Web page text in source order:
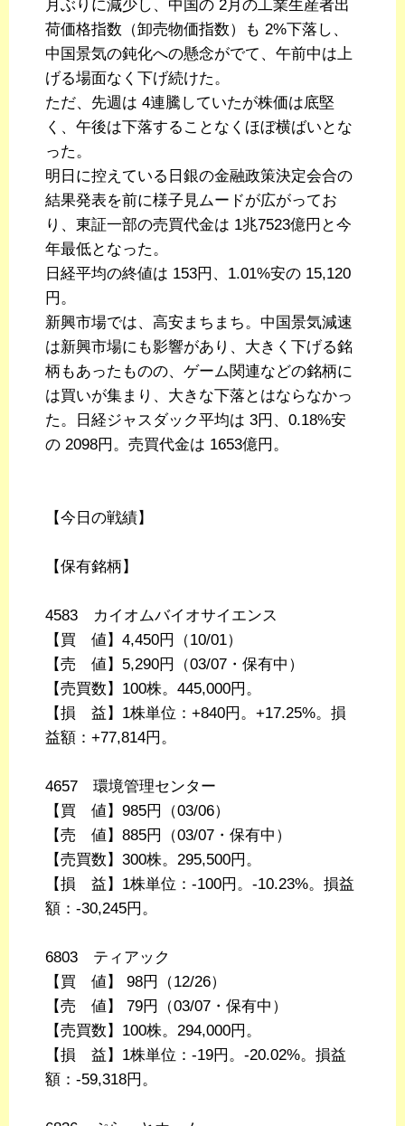
月ぶりに減少し、中国の 2月の工業生産者出
荷価格指数（卸売物価指数）も 2%下落し、
中国景気の鈍化への懸念がでて、午前中は上
げる場面なく下げ続けた。
ただ、先週は 4連騰していたが株価は底堅
く、午後は下落することなくほぼ横ばいとな
った。
明日に控えている日銀の金融政策決定会合の
結果発表を前に様子見ムードが広がってお
り、東証一部の売買代金は 1兆7523億円と今
年最低となった。
日経平均の終値は 153円、1.01%安の 15,120
円。
新興市場では、高安まちまち。中国景気減速
は新興市場にも影響があり、大きく下げる銘
柄もあったものの、ゲーム関連などの銘柄に
は買いが集まり、大きな下落とはならなかっ
た。日経ジャスダック平均は 3円、0.18%安
の 2098円。売買代金は 1653億円。
【今日の戦績】
【保有銘柄】
4583 カイオムバイオサイエンス
【買 値】4,450円（10/01）
【売 値】5,290円（03/07・保有中）
【売買数】100株。445,000円。
【損 益】1株単位：+840円。+17.25%。損
益額：+77,814円。
4657 環境管理センター
【買 値】985円（03/06）
【売 値】885円（03/07・保有中）
【売買数】300株。295,500円。
【損 益】1株単位：-100円。-10.23%。損益
額：-30,245円。
6803 ティアック
【買 値】 98円（12/26）
【売 値】 79円（03/07・保有中）
【売買数】100株。294,000円。
【損 益】1株単位：-19円。-20.02%。損益
額：-59,318円。